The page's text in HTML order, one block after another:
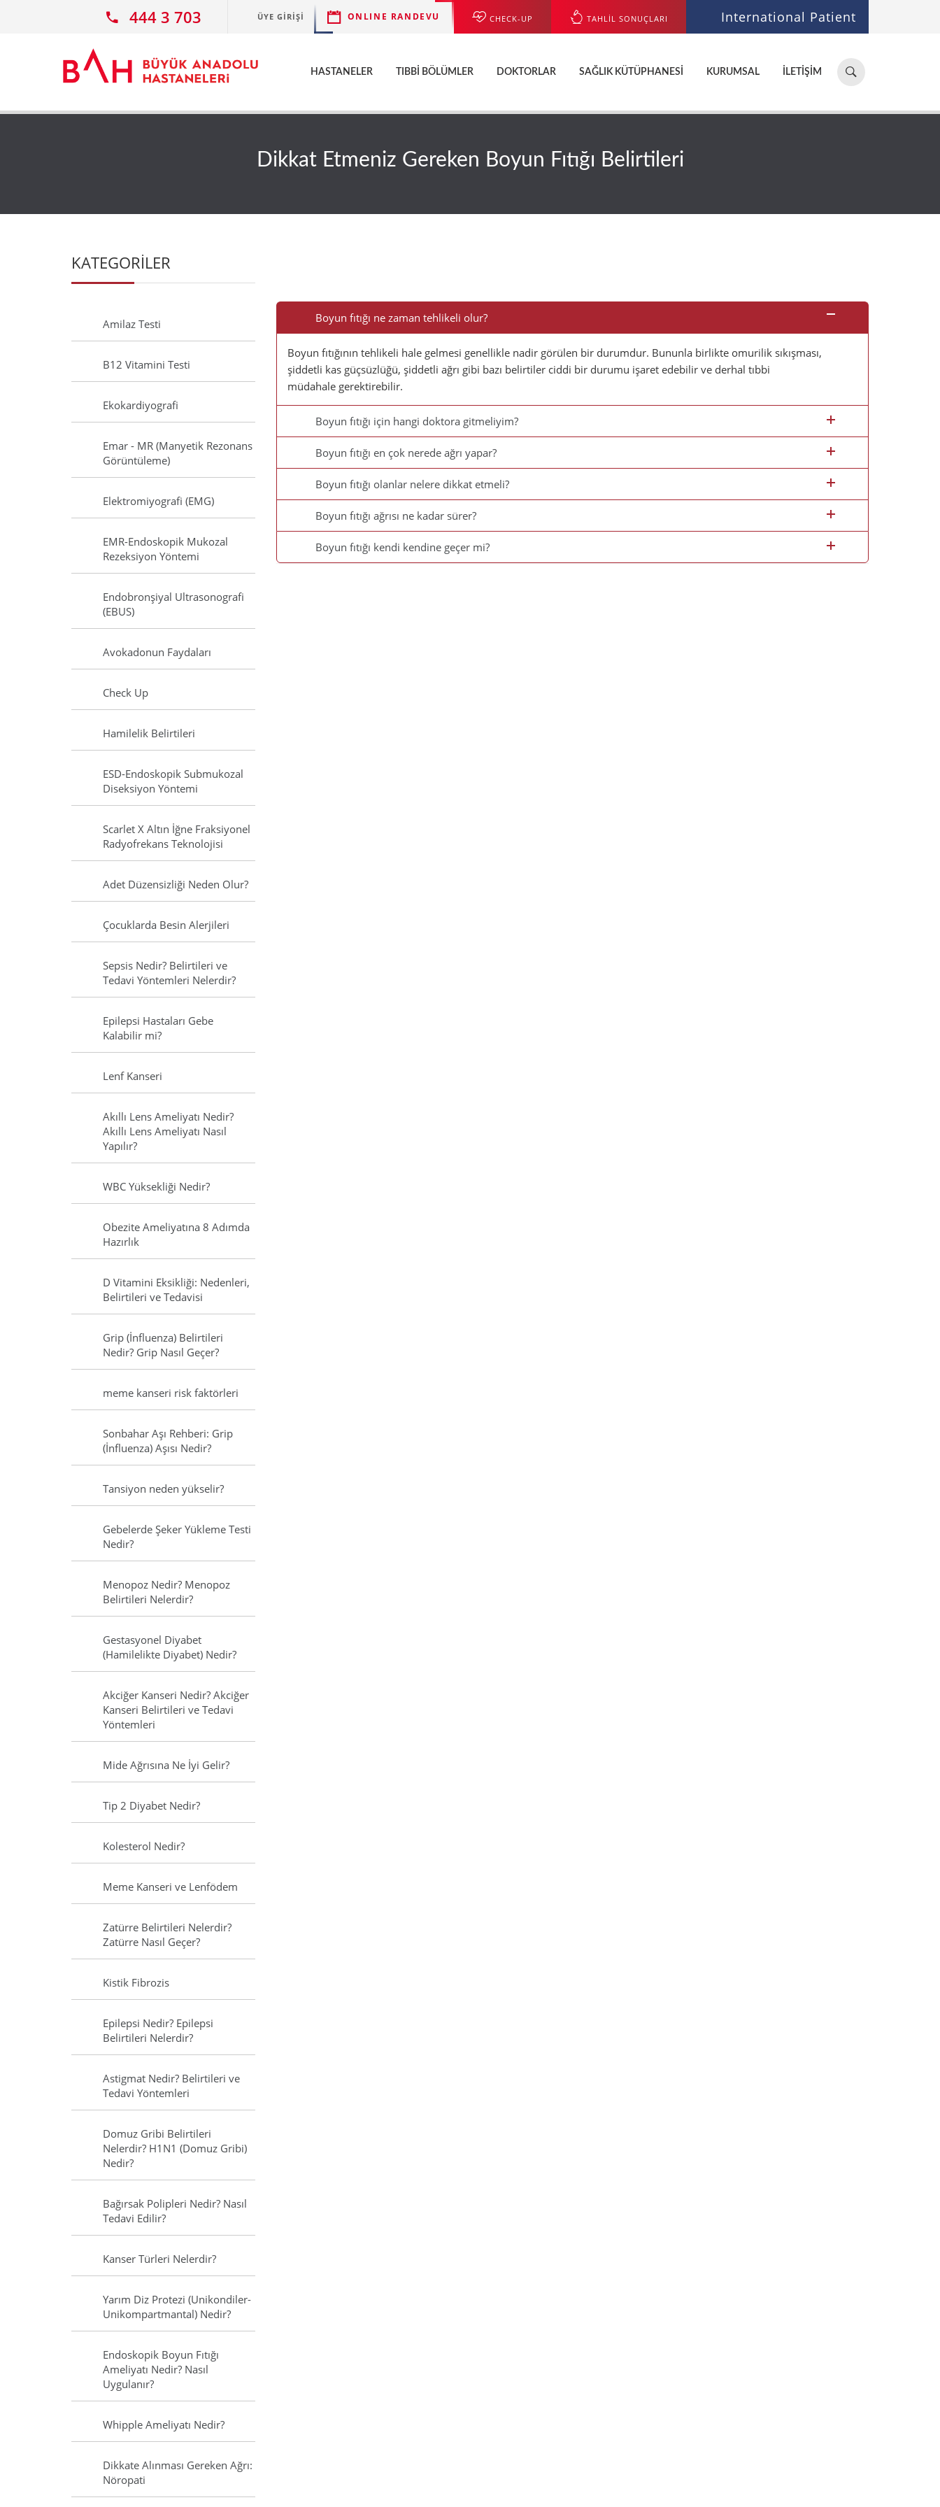
444 3 703 ÜYE GIRIŞI ONLINE RANDEVU CHECK-UP TAHLİL SONUÇLARI International Patient
Hastane,
doktor,
ara...
HASTANELER TIBBI BÖLÜMLER DOKTORLAR SAĞLIK KÜTÜPHANESI KURUMSAL İLETIŞIM
Dikkat Etmeniz Gereken Boyun Fıtığı Belirtileri
Boyun fıtığı ne zaman tehlikeli olur?
Boyun fıtığının tehlikeli hale gelmesi genellikle nadir görülen bir durumdur. Bununla birlikte omurilik sıkışması,
şiddetli kas güçsüzlüğü, şiddetli ağrı gibi bazı belirtiler ciddi bir durumu işaret edebilir ve derhal tıbbi
müdahale gerektirebilir.
Boyun fıtığı için hangi doktora gitmeliyim?
Boyun fıtığı en çok nerede ağrı yapar?
Boyun fıtığı olanlar nelere dikkat etmeli?
Boyun fıtığı ağrısı ne kadar sürer?
Boyun fıtığı kendi kendine geçer mi?
KATEGORİLER
Amilaz Testi
B12 Vitamini Testi
Ekokardiyografi
Emar - MR (Manyetik Rezonans
Görüntüleme)
Elektromiyografi (EMG)
EMR-Endoskopik Mukozal
Rezeksiyon Yöntemi
Endobronşiyal Ultrasonografi
(EBUS)
Avokadonun Faydaları
Check Up
Hamilelik Belirtileri
ESD-Endoskopik Submukozal
Diseksiyon Yöntemi
Scarlet X Altın İğne Fraksiyonel
Radyofrekans Teknolojisi
Adet Düzensizliği Neden Olur?
Çocuklarda Besin Alerjileri
Sepsis Nedir? Belirtileri ve
Tedavi Yöntemleri Nelerdir?
Epilepsi Hastaları Gebe
Kalabilir mi?
Lenf Kanseri
Akıllı Lens Ameliyatı Nedir?
Akıllı Lens Ameliyatı Nasıl
Yapılır?
WBC Yüksekliği Nedir?
Obezite Ameliyatına 8 Adımda
Hazırlık
D Vitamini Eksikliği: Nedenleri,
Belirtileri ve Tedavisi
Grip (İnfluenza) Belirtileri
Nedir? Grip Nasıl Geçer?
meme kanseri risk faktörleri
Sonbahar Aşı Rehberi: Grip
(İnfluenza) Aşısı Nedir?
Tansiyon neden yükselir?
Gebelerde Şeker Yükleme Testi
Nedir?
Menopoz Nedir? Menopoz
Belirtileri Nelerdir?
Gestasyonel Diyabet
(Hamilelikte Diyabet) Nedir?
Akciğer Kanseri Nedir? Akciğer
Kanseri Belirtileri ve Tedavi
Yöntemleri
Mide Ağrısına Ne İyi Gelir?
Tip 2 Diyabet Nedir?
Kolesterol Nedir?
Meme Kanseri ve Lenfödem
Zatürre Belirtileri Nelerdir?
Zatürre Nasıl Geçer?
Kistik Fibrozis
Epilepsi Nedir? Epilepsi
Belirtileri Nelerdir?
Astigmat Nedir? Belirtileri ve
Tedavi Yöntemleri
Domuz Gribi Belirtileri
Nelerdir? H1N1 (Domuz Gribi)
Nedir?
Bağırsak Polipleri Nedir? Nasıl
Tedavi Edilir?
Kanser Türleri Nelerdir?
Yarım Diz Protezi (Unikondiler-
Unikompartmantal) Nedir?
Endoskopik Boyun Fıtığı
Ameliyatı Nedir? Nasıl
Uygulanır?
Whipple Ameliyatı Nedir?
Dikkate Alınması Gereken Ağrı:
Nöropati